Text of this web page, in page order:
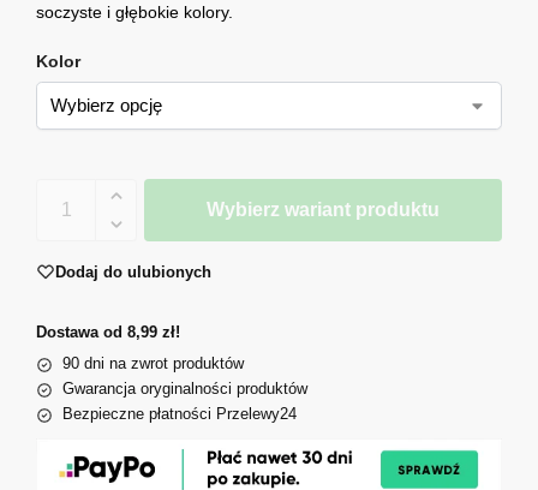
soczyste i głębokie kolory.
Kolor
Wybierz wariant produktu
Dodaj do ulubionych
Dostawa od 8,99 zł!
90 dni na zwrot produktów
Gwarancja oryginalności produktów
Bezpieczne płatności Przelewy24